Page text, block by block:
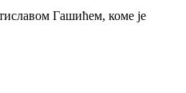
Гашићем, коме је